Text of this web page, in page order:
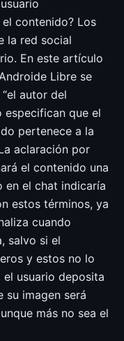
contenido? Los
la red social
En este artículo
Libre se
autor del
que el
pertenece a la
aclaración por
el contenido una
en el chat indicaría
estos términos, ya
cuando
salvo si el
y estos no lo
el usuario deposita
su imagen será
más no sea el